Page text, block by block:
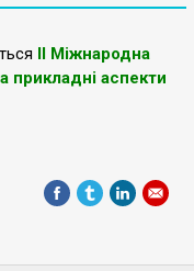
ІІ Міжнародна
прикладні аспекти